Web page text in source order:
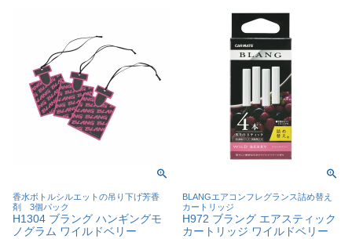
香水ボトルシルエットの吊り下げ芳香
剤 3個パック
H1304 ブラング ハンギングモ
ノグラム ワイルドベリー
BLANGエアコンフレグランス詰め替え
カートリッジ
H972 ブラング エアスティック
カートリッジ ワイルドベリー